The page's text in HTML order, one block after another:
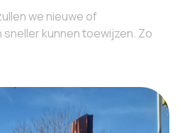
we nieuwe of
kunnen toewijzen. Zo